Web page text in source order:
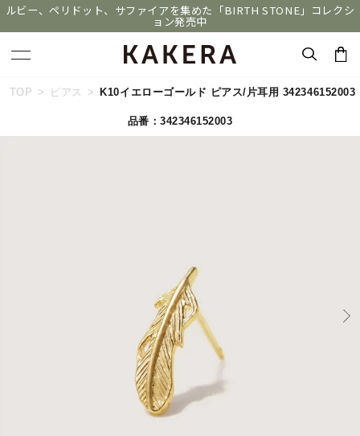
ルビー、ペリドット、サファイアを集めた「BIRTH STONE」コレクシ
ョン発売中
キーワードで検索する
TOP ピアス K10イエローゴールド ピアス/片耳用 342346152003
品番：342346152003